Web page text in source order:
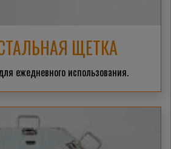
ЩЕТКА
ежедневного использования.